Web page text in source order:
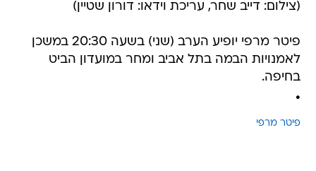
(צילום: דייב שחר, עריכת וידאו: דורון שטיין)
פיטר מרפי יופיע הערב (שני) בשעה 20:30 במשכן
לאמנויות הבמה בתל אביב ומחר במועדון הביט
בחיפה.
.
פיטר מרפי